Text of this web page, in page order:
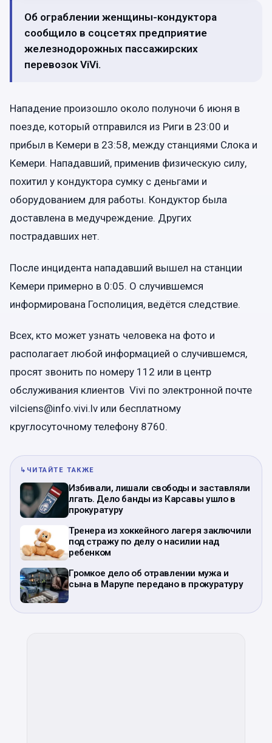
Об ограблении женщины-кондуктора
сообщило в соцсетях предприятие
железнодорожных пассажирских
перевозок ViVi.
Нападение произошло около полуночи 6 июня в
поезде, который отправился из Риги в 23:00 и
прибыл в Кемери в 23:58, между станциями Слока и
Кемери. Нападавший, применив физическую силу,
похитил у кондуктора сумку с деньгами и
оборудованием для работы. Кондуктор была
доставлена в медучреждение. Других
пострадавших нет.
После инцидента нападавший вышел на станции
Кемери примерно в 0:05. О случившемся
информирована Госполиция, ведётся следствие.
Всех, кто может узнать человека на фото и
располагает любой информацией о случившемся,
просят звонить по номеру 112 или в центр
обслуживания клиентов Vivi по электронной почте
vilciens@info.vivi.lv или бесплатному
круглосуточному телефону 8760.
↳ ЧИТАЙТЕ ТАКЖЕ
Избивали, лишали свободы и заставляли
лгать. Дело банды из Карсавы ушло в
прокуратуру
Тренера из хоккейного лагеря заключили
под стражу по делу о насилии над
ребенком
Громкое дело об отравлении мужа и
сына в Марупе передано в прокуратуру